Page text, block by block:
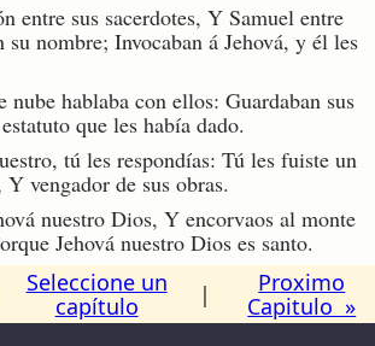
entre sus sacerdotes, Y Samuel entre
su nombre; Invocaban á Jehová, y él les
nube hablaba con ellos: Guardaban sus
que les había dado.
tú les respondías: Tú les fuiste un
vengador de sus obras.
nuestro Dios, Y encorvaos al monte
Jehová nuestro Dios es santo.
Seleccione un
capítulo
|
Proximo
Capitulo »